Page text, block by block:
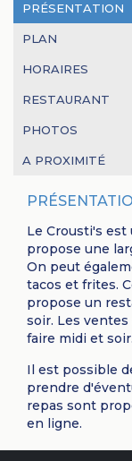
PRÉSENTATION
PLAN
HORAIRES
RESTAURANT
PHOTOS
A PROXIMITÉ
Le Crousti's est
propose une
On peut
tacos et frites.
propose un
soir. Les
faire midi et soir.
Il est possible
prendre
repas sont
en ligne.